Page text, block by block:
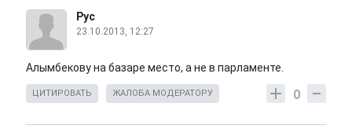
Рус
23.10.2013, 12:27
Алымбекову на базаре место, а не в парламенте.
0
ЦИТИРОВАТЬ ЖАЛОБА МОДЕРАТОРУ